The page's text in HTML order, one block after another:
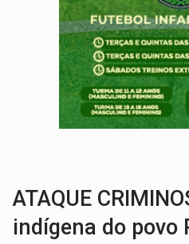
GIGANTE DA
INDEPENDÊNCIA:
VARCENA:Cientistas
BARGANHA:Vai
ATAQUE
indígena do povo